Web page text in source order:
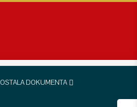
OSTALA DOKUMENTA